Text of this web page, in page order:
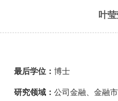
叶
最后学位： 博士
研究领域： 公司金融、金融市